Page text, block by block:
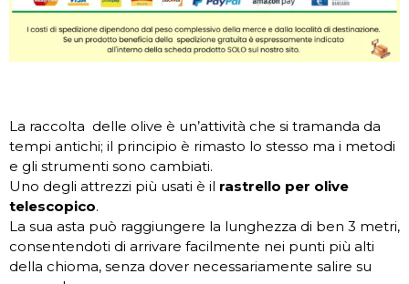
La raccolta delle olive è un’attività che si tramanda da
tempi antichi; il principio è rimasto lo stesso ma i metodi
e gli strumenti sono cambiati.
Uno degli attrezzi più usati è il rastrello per olive
telescopico.
La sua asta può raggiungere la lunghezza di ben 3 metri,
consentendoti di arrivare facilmente nei punti più alti
della chioma, senza dover necessariamente salire su